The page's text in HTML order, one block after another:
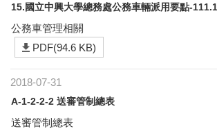
15.國立中興大學總務處公務車輛派用要點-
公務車管理相關
PDF(94.6 KB)
2018-07-31
A-1-2-2-2 送審管制總表
送審管制總表